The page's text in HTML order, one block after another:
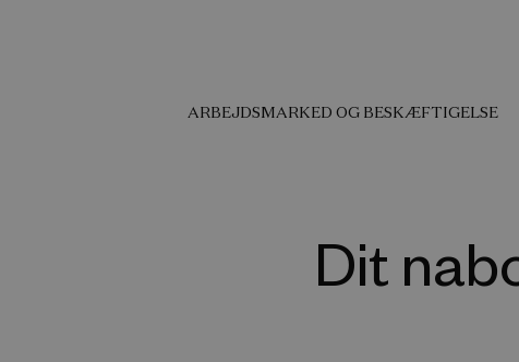
ARBEJDSMARKED OG BESKÆFTIGELSE
Dit